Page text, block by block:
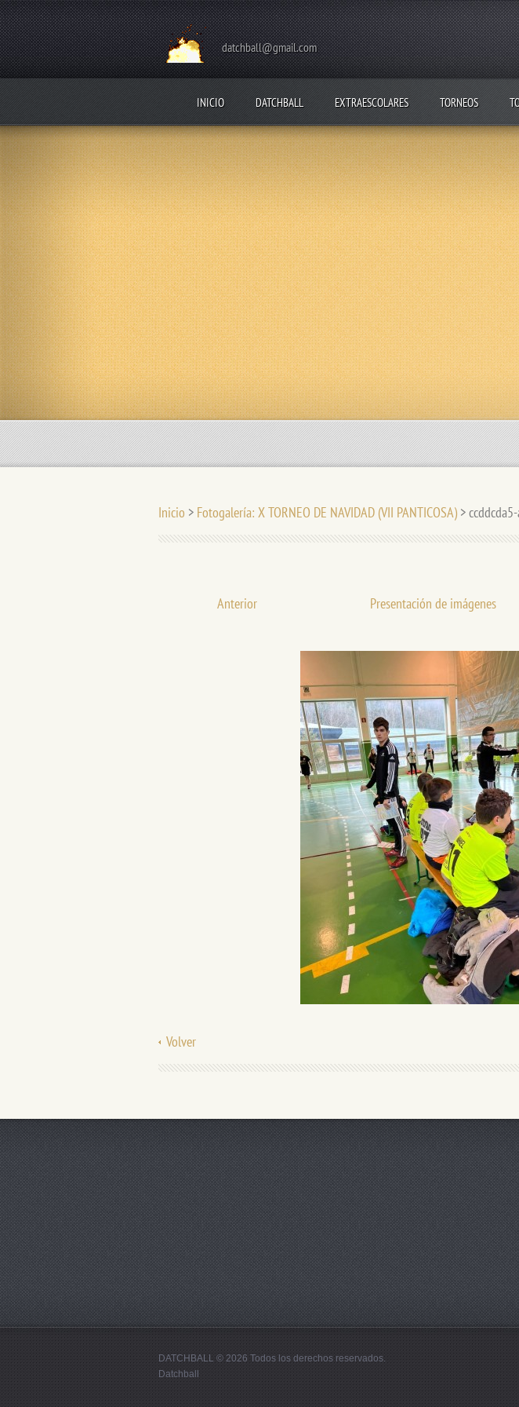
datchball@gmail.com
INICIO DATCHBALL EXTRAESCOLARES TORNEOS
Inicio > Fotogalería: X TORNEO DE NAVIDAD (VII PANTICOSA) >
Anterior Presentación de imágenes
Volver
DATCHBALL © 2026 Todos los derechos reservados.
Datchball